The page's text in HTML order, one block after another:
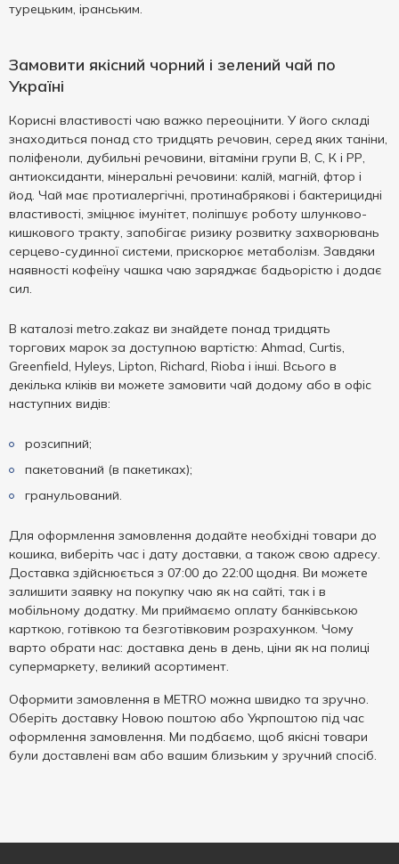
турецьким, іранським.
Замовити якісний чорний і зелений чай по
Україні
Корисні властивості чаю важко переоцінити. У його складі
знаходиться понад сто тридцять речовин, серед яких таніни,
поліфеноли, дубильні речовини, вітаміни групи В, С, К і РР,
антиоксиданти, мінеральні речовини: калій, магній, фтор і
йод. Чай має протиалергічні, протинабрякові і бактерицидні
властивості, зміцнює імунітет, поліпшує роботу шлунково-
кишкового тракту, запобігає ризику розвитку захворювань
серцево-судинної системи, прискорює метаболізм. Завдяки
наявності кофеїну чашка чаю заряджає бадьорістю і додає
сил.
В каталозі metro.zakaz ви знайдете понад тридцять
торгових марок за доступною вартістю: Ahmad, Curtis,
Greenfield, Hyleys, Lipton, Richard, Rioba і інші. Всього в
декілька кліків ви можете замовити чай додому або в офіс
наступних видів:
розсипний;
пакетований (в пакетиках);
гранульований.
Для оформлення замовлення додайте необхідні товари до
кошика, виберіть час і дату доставки, а також свою адресу.
Доставка здійснюється з 07:00 до 22:00 щодня. Ви можете
залишити заявку на покупку чаю як на сайті, так і в
мобільному додатку. Ми приймаємо оплату банківською
карткою, готівкою та безготівковим розрахунком. Чому
варто обрати нас: доставка день в день, ціни як на полиці
супермаркету, великий асортимент.
Оформити замовлення в METRO можна швидко та зручно.
Оберіть доставку Новою поштою або Укрпоштою під час
оформлення замовлення. Ми подбаємо, щоб якісні товари
були доставлені вам або вашим близьким у зручний спосіб.